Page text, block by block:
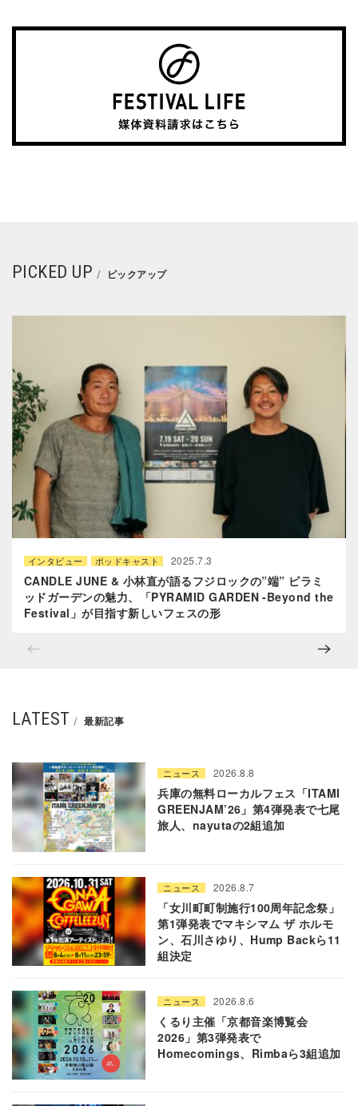
PICKED UP ピックアップ
インタビュー ポッドキャスト 2025.7.3
CANDLE JUNE & 小林直が語るフジロックの”端” ピラミ
ッドガーデンの魅力、「PYRAMID GARDEN -Beyond the
Festival」が目指す新しいフェスの形
LATEST 最新記事
ニュース 2026.8.8
兵庫の無料ローカルフェス「ITAMI
GREENJAM’26」第4弾発表で七尾
旅人、nayutaの2組追加
ニュース 2026.8.7
「女川町町制施行100周年記念祭」
第1弾発表でマキシマム ザ ホルモ
ン、石川さゆり、Hump Backら11
組決定
ニュース 2026.8.6
くるり主催「京都音楽博覧会
2026」第3弾発表で
Homecomings、Rimbaら3組追加